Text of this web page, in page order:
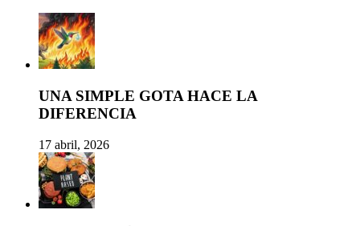
UNA SIMPLE GOTA HACE LA
DIFERENCIA
17 abril, 2026